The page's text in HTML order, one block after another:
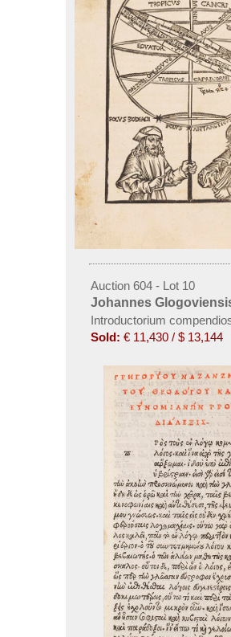
Auction 604 - Lot 10
Johannes
Introductorium
Sold: € 11,430 / $ 13,144